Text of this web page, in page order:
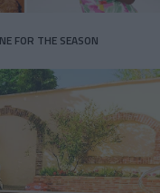
FOR THE SEASON